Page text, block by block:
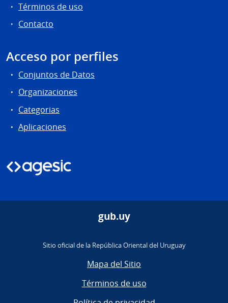
Términos de uso
Contacto
Acceso por perfiles
Conjuntos de Datos
Organizaciones
Categorias
Aplicaciones
gub.uy
Sitio oficial de la República Oriental del Uruguay
Mapa del Sitio
Términos de uso